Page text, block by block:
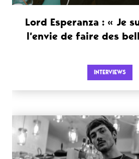
Lord Esperanza : « Je
l’envie de faire des
INTERVIEWS